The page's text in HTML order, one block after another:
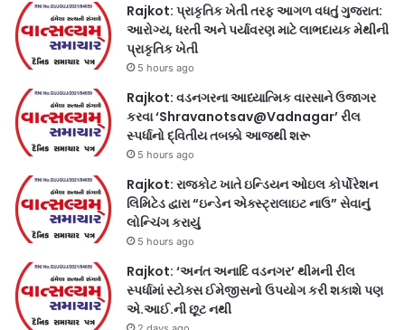
Rajkot: પ્રાકૃતિક ખેતી તરફ આગળ વધતું ગુજરાત:
આરોગ્ય, ધરતી અને પર્યાવરણ માટે લાભદાયક મેથીની
પ્રાકૃતિક ખેતી
5 hours ago
Rajkot: વડનગરના આધ્યાત્મિક વારસાને ઉજાગર
કરવા ‘Shravanotsav@Vadnagar’ રીલ
સ્પર્ધાનો દ્વિતીય તબક્કો આજથી શરૂ
5 hours ago
Rajkot: રાજકોટ ખાતે ઇન્ડિયન ઓઇલ કોર્પોરેશન
લિમિટેડ દ્વારા “ઇન્ડેન એક્સ્ટ્રાલાઇટ નાઉ” સેવાનું
લોન્ચિંગ કરાયું
5 hours ago
Rajkot: ‘અનંત અનાદિ વડનગર’ થીમની રીલ
સ્પર્ધામાં સ્ટોક્સ ઈમેજીસનો ઉપયોગ કરી શકાશે પણ
એ.આઈ.ની છૂટ નથી